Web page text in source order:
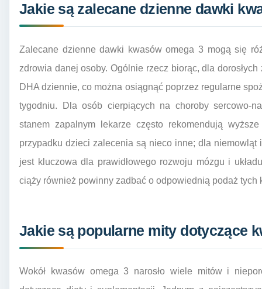
Jakie są zalecane dzienne dawki
Zalecane dzienne dawki kwasów omega 3 mogą się
zdrowia danej osoby. Ogólnie rzecz biorąc, dla
DHA dziennie, co można osiągnąć poprzez regularne
tygodniu. Dla osób cierpiących na choroby sercowo-
stanem zapalnym lekarze często rekomendują
przypadku dzieci zalecenia są nieco inne; dla niemowląt
jest kluczowa dla prawidłowego rozwoju mózgu i
ciąży również powinny zadbać o odpowiednią podaż
Jakie są popularne mity dotyczące
Wokół kwasów omega 3 narosło wiele mitów i